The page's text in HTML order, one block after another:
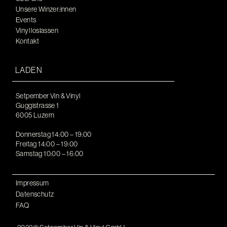
Unsere Winzer:innen
Events
Vinyl loslassen
Kontakt
LADEN
Setpember Vin & Vinyl
Guggistrasse 1
6005 Luzern
Donnerstag 14:00 – 19:00
Freitag 14:00 – 19:00
Samstag 10:00 – 16:00
Impressum
Datenschutz
FAQ